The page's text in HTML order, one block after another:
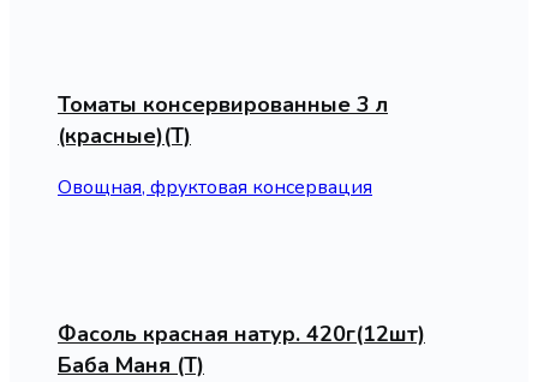
Томаты консервированные 3 л
(красные)(Т)
Овощная, фруктовая консервация
Фасоль красная натур. 420г(12шт)
Баба Маня (Т)